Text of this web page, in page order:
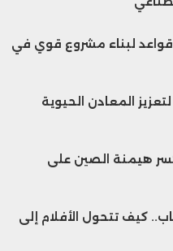
النجاح لا يحتاج مدينة كبيرة.. 6 قواعد لبناء مشروع قوي في
دولار لتعزيز المعادن الحيوية
هيمنة الصين على
كيف تتحول الأفلام إلى